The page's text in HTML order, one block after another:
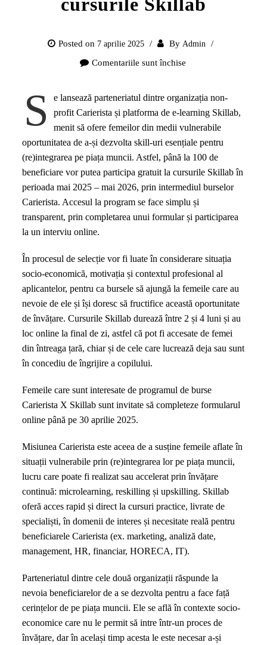
Posted on 7 aprilie 2025 By Admin
Comentariile sunt închise
la
vulnerabile
vor
putea
participa
cursurile
Skillab
S
e lansează parteneriatul dintre organizația non-
profit Carierista și platforma de e-learning Skillab,
menit să ofere femeilor din medii vulnerabile
oportunitatea de a-și dezvolta skill-uri esențiale pentru
(re)integrarea pe piața muncii. Astfel, până la 100 de
beneficiare vor putea participa gratuit la cursurile Skillab în
perioada mai 2025 – mai 2026, prin intermediul burselor
Carierista. Accesul la program se face simplu și
transparent, prin completarea unui formular și participarea
la un interviu online.
În procesul de selecție vor fi luate în considerare situația
socio-economică, motivația și contextul profesional al
aplicantelor, pentru ca bursele să ajungă la femeile care au
nevoie de ele și își doresc să fructifice această oportunitate
de învățare. Cursurile Skillab durează între 2 și 4 luni și au
loc online la final de zi, astfel că pot fi accesate de femei
din întreaga țară, chiar și de cele care lucrează deja sau sunt
în concediu de îngrijire a copilului.
Femeile care sunt interesate de programul de burse
Carierista X Skillab sunt invitate să completeze formularul
online până pe 30 aprilie 2025.
Misiunea Carierista este aceea de a susține femeile aflate în
situații vulnerabile prin (re)integrarea lor pe piața muncii,
lucru care poate fi realizat sau accelerat prin învățare
continuă: microlearning, reskilling și upskilling. Skillab
oferă acces rapid și direct la cursuri practice, livrate de
specialiști, în domenii de interes și necesitate reală pentru
beneficiarele Carierista (ex. marketing, analiză date,
management, HR, financiar, HORECA, IT).
Parteneriatul dintre cele două organizații răspunde la
nevoia beneficiarelor de a se dezvolta pentru a face față
cerințelor de pe piața muncii. Ele se află în contexte socio-
economice care nu le permit să intre într-un proces de
învățare, dar în același timp acesta le este necesar a-și